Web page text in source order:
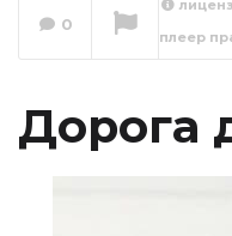
0
плеер
Дорога